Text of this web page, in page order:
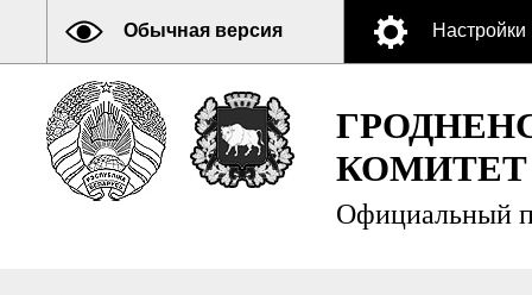
Обычная версия Настройки
КОМИТЕТ
Официальный